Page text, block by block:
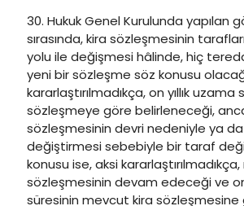
30. Hukuk Genel Kurulunda yapılan
sırasında, kira sözleşmesinin
yolu ile değişmesi hâlinde, hiç
yeni bir sözleşme söz konusu
kararlaştırılmadıkça, on yıllık
sözleşmeye göre belirleneceği,
sözleşmesinin devri nedeniyle ya da
değiştirmesi sebebiyle bir taraf
konusu ise, aksi
sözleşmesinin devam edeceği ve on
süresinin mevcut kira sözleşmesine